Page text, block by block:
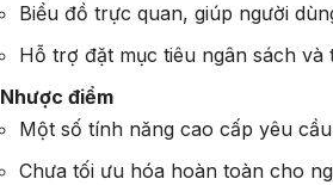
Biểu đồ trực quan, giúp người
Hỗ trợ đặt mục tiêu ngân sách và
Nhược điểm
Một số tính năng cao cấp yêu
Chưa tối ưu hóa hoàn toàn cho